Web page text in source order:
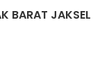
BARAT JAKSEL